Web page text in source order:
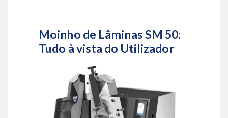
Moinho de Lâminas SM 50:
Tudo à vista do Utilizador